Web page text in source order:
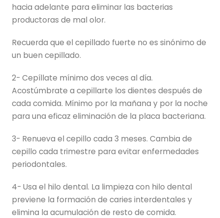
hacia adelante para eliminar las bacterias
productoras de mal olor.
Recuerda que el cepillado fuerte no es sinónimo de
un buen cepillado.
2- Cepíllate mínimo dos veces al día.
Acostúmbrate a cepillarte los dientes después de
cada comida. Mínimo por la mañana y por la noche
para una eficaz eliminación de la placa bacteriana.
3- Renueva el cepillo cada 3 meses. Cambia de
cepillo cada trimestre para evitar enfermedades
periodontales.
4- Usa el hilo dental. La limpieza con hilo dental
previene la formación de caries interdentales y
elimina la acumulación de resto de comida.